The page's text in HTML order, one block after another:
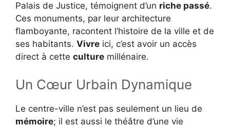
Palais de Justice, témoignent d’un riche passé.
Ces monuments, par leur architecture
flamboyante, racontent l’histoire de la ville et de
ses habitants. Vivre ici, c’est avoir un accès
direct à cette culture millénaire.
Un Cœur Urbain Dynamique
Le centre-ville n’est pas seulement un lieu de
mémoire; il est aussi le théâtre d’une vie